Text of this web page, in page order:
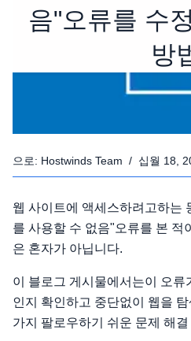
음"오류를 수
방
으로: Hostwinds Team / 십월 18,
웹 사이트에 액세스하려고하는
를 사용할 수 없음"오류를 본 적
은 혼자가 아닙니다.
이 블로그 게시물에서는이 오류
인지 확인하고 중단없이 웹을
가지 팔로우하기 쉬운 문제 해